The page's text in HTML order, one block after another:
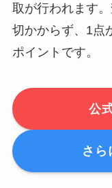
取が行われます
切かからず、1点
ポイントです。
公
さら